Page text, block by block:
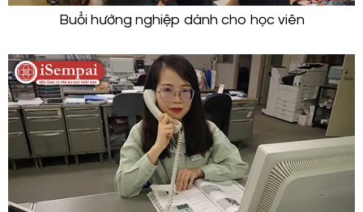
Buổi hướng nghiệp dành cho học viên